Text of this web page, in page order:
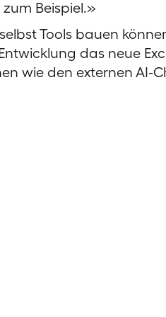
Beispiel.»
Tools bauen
das neue
wie den externen AI-